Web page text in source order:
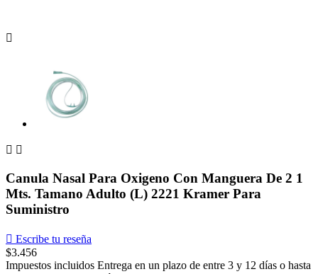

 
Canula Nasal Para Oxigeno Con Manguera De 2 1
Mts. Tamano Adulto (L) 2221 Kramer Para
Suministro
 Escribe tu reseña
$3.456
Impuestos incluidos Entrega en un plazo de entre 3 y 12 días o hasta